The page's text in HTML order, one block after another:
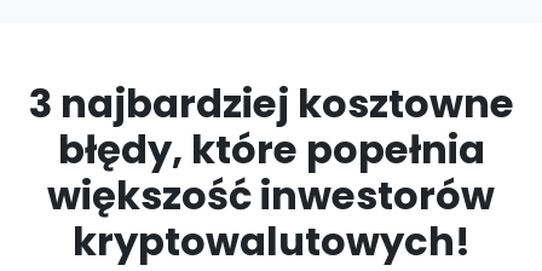
3 najbardziej kosztowne
błędy, które popełnia
większość inwestorów
kryptowalutowych!